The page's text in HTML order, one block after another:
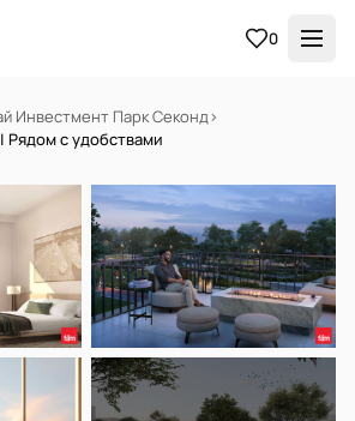
0
Инвестмент Парк Секонд›
с удобствами
plan